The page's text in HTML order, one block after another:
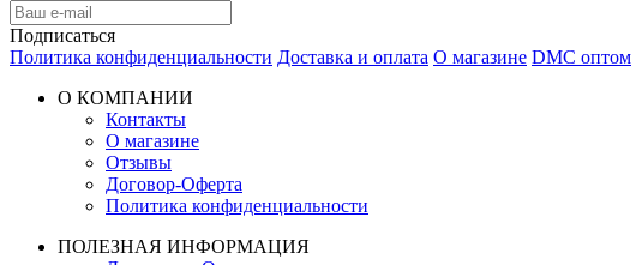
Подписаться
Политика конфиденциальности Доставка и оплата О магазине DMC оптом
О КОМПАНИИ
Контакты
О магазине
Отзывы
Договор-Оферта
Политика конфиденциальности
ПОЛЕЗНАЯ ИНФОРМАЦИЯ